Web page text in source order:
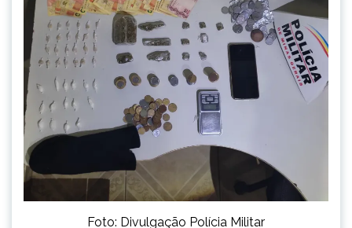
Foto: Divulgação Polícia Militar